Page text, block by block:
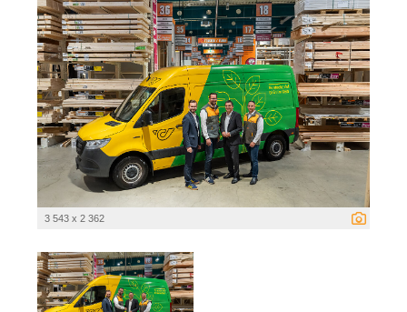
3 543 x 2 362